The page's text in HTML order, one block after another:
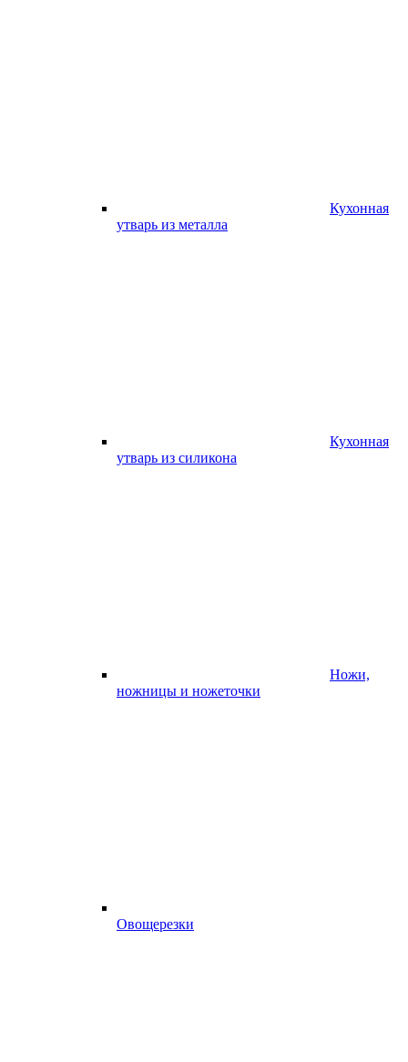
Кухонная
утварь из металла
Кухонная
утварь из силикона
Ножи,
ножницы и ножеточки
Овощерезки